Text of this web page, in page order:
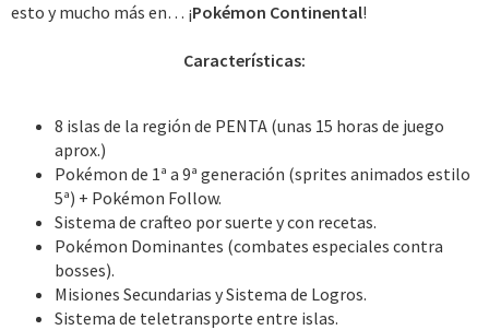
esto y mucho más en… ¡Pokémon Continental!
Características:
8 islas de la región de PENTA (unas 15 horas de juego
aprox.)
Pokémon de 1ª a 9ª generación (sprites animados estilo
5ª) + Pokémon Follow.
Sistema de crafteo por suerte y con recetas.
Pokémon Dominantes (combates especiales contra
bosses).
Misiones Secundarias y Sistema de Logros.
Sistema de teletransporte entre islas.